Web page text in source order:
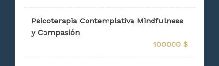
Psicoterapia Contemplativa Mindfulness
y Compasión
100000 $